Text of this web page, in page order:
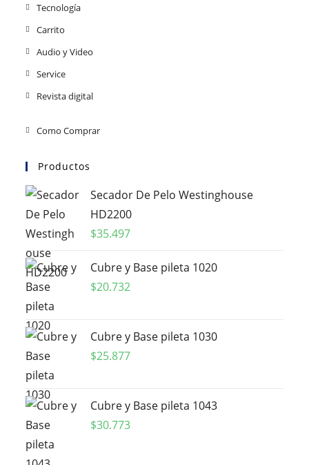
Tecnología
Carrito
Audio y Video
Service
Revista digital
Como Comprar
Productos
Secador De Pelo Westinghouse
HD2200
$35.497
Cubre y Base pileta 1020
$20.732
Cubre y Base pileta 1030
$25.877
Cubre y Base pileta 1043
$30.773